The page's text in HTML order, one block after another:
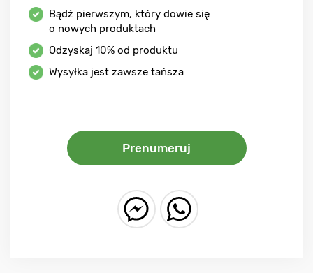
Bądź pierwszym, który dowie się
o nowych produktach
Odzyskaj 10% od produktu
Wysyłka jest zawsze tańsza
Prenumeruj